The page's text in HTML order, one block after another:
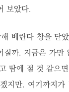
보았다.
베란다 창을 닫
까. 지금은 가만
땀에 절 것 같으
지만. 여기까지